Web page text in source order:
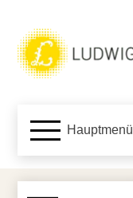
Hauptmenü